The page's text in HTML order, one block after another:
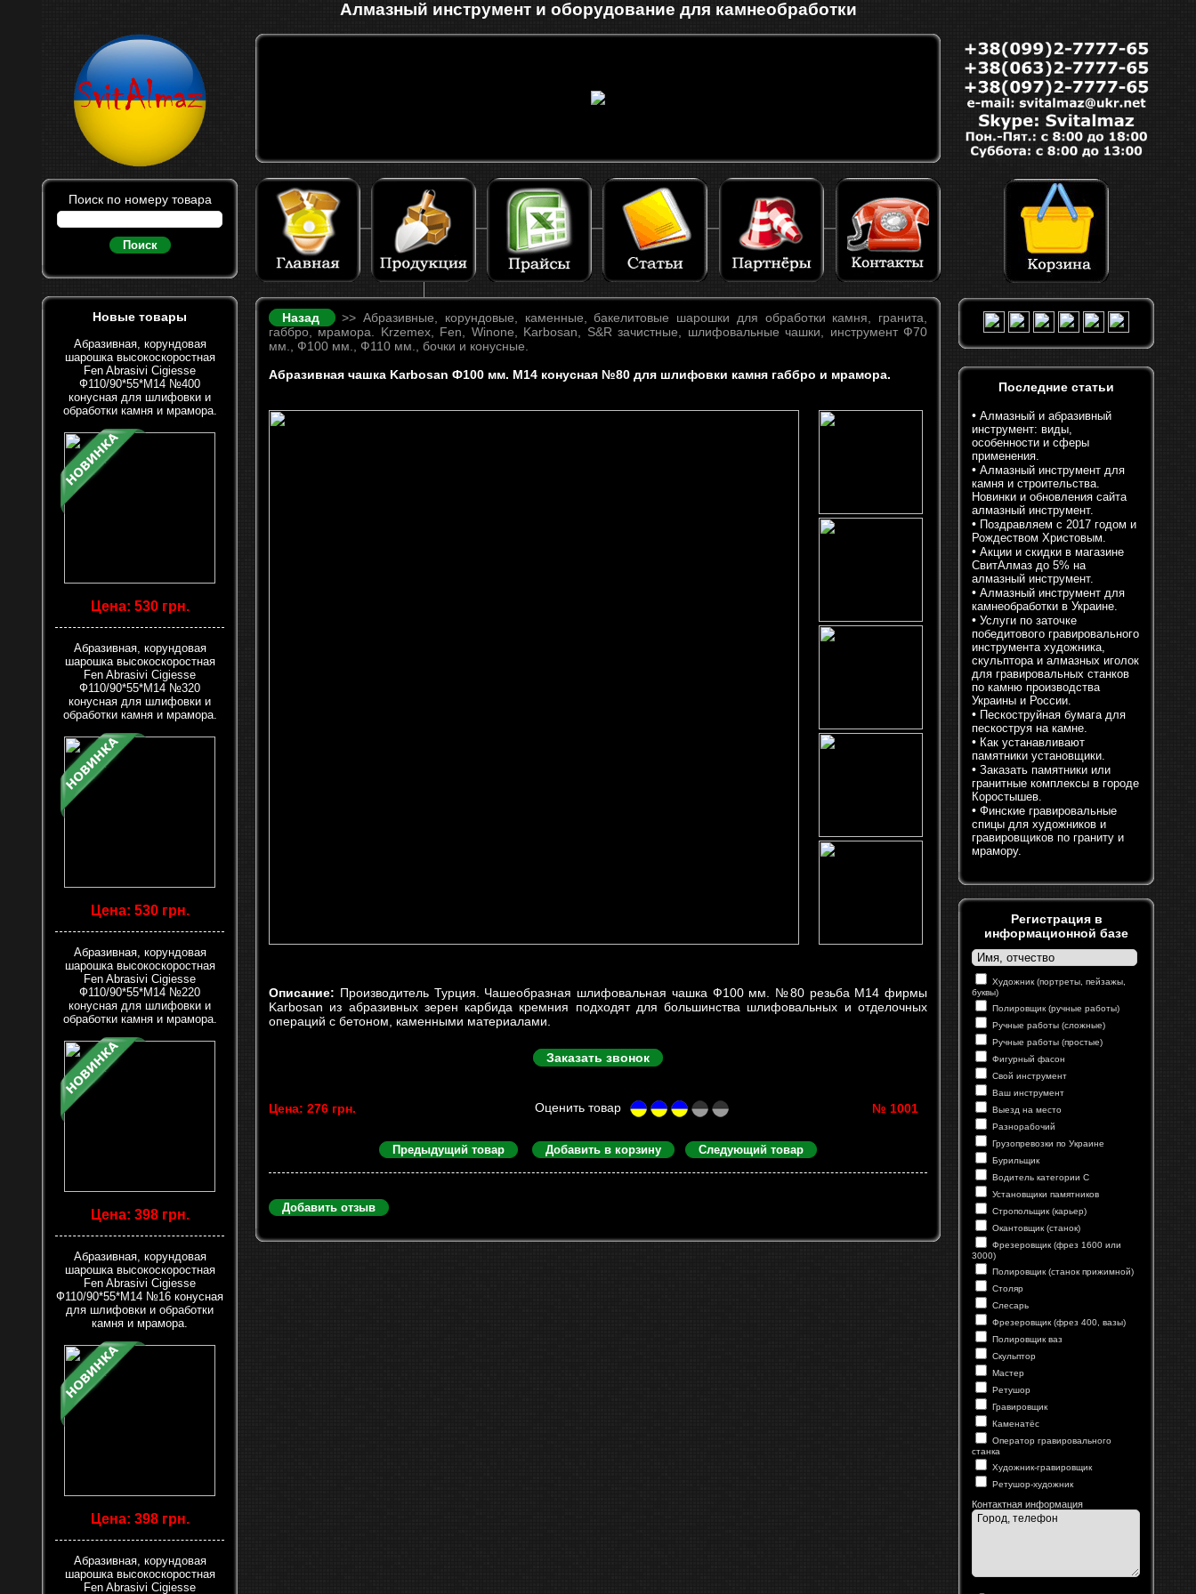
Алмазный инструмент и оборудование для камнеобработки
Поиск по номеру товара
Поиск
Новые товары
Абразивная, корундовая
шарошка высокоскоростная
Fen Abrasivi Cigiesse
Ф110/90*55*М14 №400
конусная для шлифовки и
обработки камня и мрамора.
Цена: 530 грн.
Абразивная, корундовая
шарошка высокоскоростная
Fen Abrasivi Cigiesse
Ф110/90*55*М14 №320
конусная для шлифовки и
обработки камня и мрамора.
Цена: 530 грн.
Абразивная, корундовая
шарошка высокоскоростная
Fen Abrasivi Cigiesse
Ф110/90*55*М14 №220
конусная для шлифовки и
обработки камня и мрамора.
Цена: 398 грн.
Абразивная, корундовая
шарошка высокоскоростная
Fen Abrasivi Cigiesse
Ф110/90*55*М14 №16 конусная
для шлифовки и обработки
камня и мрамора.
Цена: 398 грн.
Абразивная, корундовая
шарошка высокоскоростная
Fen Abrasivi Cigiesse
Назад
>> Абразивные, корундовые, каменные, бакелитовые шарошки для обработки камня, гранита,
габбро, мрамора. Krzemex, Fen, Winone, Karbosan, S&R зачистные, шлифовальные чашки, инструмент Ф70
мм., Ф100 мм., Ф110 мм., бочки и конусные.
Абразивная чашка Karbosan Ф100 мм. М14 конусная №80 для шлифовки камня габбро и мрамора.
Описание: Производитель Турция. Чашеобразная шлифовальная чашка Ф100 мм. №80 резьба М14 фирмы
Karbosan из абразивных зерен карбида кремния подходят для большинства шлифовальных и отделочных
операций с бетоном, каменными материалами.
Заказать звонок
Цена: 276 грн. № 1001
Предыдущий товар Добавить в корзину Следующий товар
Добавить отзыв
Последние статьи
• Алмазный и абразивный
инструмент: виды,
особенности и сферы
применения.
• Алмазный инструмент для
камня и строительства.
Новинки и обновления сайта
алмазный инструмент.
• Поздравляем с 2017 годом и
Рождеством Христовым.
• Акции и скидки в магазине
СвитАлмаз до 5% на
алмазный инструмент.
• Алмазный инструмент для
камнеобработки в Украине.
• Услуги по заточке
победитового гравировального
инструмента художника,
скульптора и алмазных иголок
для гравировальных станков
по камню производства
Украины и России.
• Пескоструйная бумага для
пескоструя на камне.
• Как устанавливают
памятники установщики.
• Заказать памятники или
гранитные комплексы в городе
Коростышев.
• Финские гравировальные
спицы для художников и
гравировщиков по граниту и
мрамору.
Регистрация в
информационной базе
Художник (портреты, пейзажы,
буквы)
Полировщик (ручные работы)
Ручные работы (сложные)
Ручные работы (простые)
Фигурный фасон
Свой инструмент
Ваш инструмент
Выезд на место
Разнорабочий
Грузопревозки по Украине
Бурильщик
Водитель категории С
Установщики памятников
Стропольщик (карьер)
Окантовщик (станок)
Фрезеровщик (фрез 1600 или
3000)
Полировщик (станок прижимной)
Столяр
Слесарь
Фрезеровщик (фрез 400, вазы)
Полировщик ваз
Скульптор
Мастер
Ретушор
Гравировщик
Каменатёс
Оператор гравировального
станка
Художник-гравировщик
Ретушор-художник
Контактная информация